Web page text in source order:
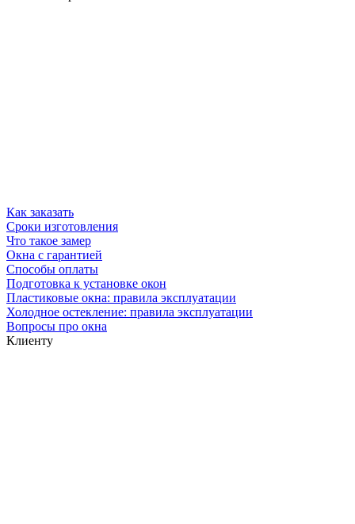
Как заказать
Сроки изготовления
Что такое замер
Окна с гарантией
Способы оплаты
Подготовка к установке окон
Пластиковые окна: правила эксплуатации
Холодное остекление: правила эксплуатации
Вопросы про окна
Клиенту